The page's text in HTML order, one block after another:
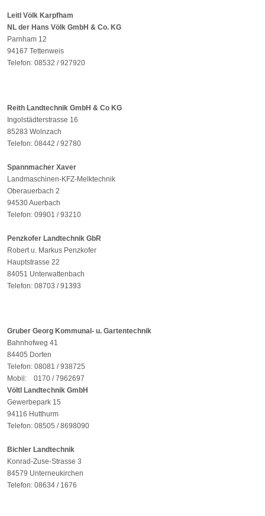
Leitl Völk Karpfham
NL der Hans Völk GmbH & Co. KG
Parnham 12
94167 Tettenweis
Telefon: 08532 / 927920
Reith Landtechnik GmbH & Co KG
Ingolstädterstrasse 16
85283 Wolnzach
Telefon: 08442 / 92780
Spannmacher Xaver
Landmaschinen-KFZ-Melktechnik
Oberauerbach 2
94530 Auerbach
Telefon: 09901 / 93210
Penzkofer Landtechnik GbR
Robert u. Markus Penzkofer
Hauptstrasse 22
84051 Unterwattenbach
Telefon: 08703 / 91393
Gruber Georg Kommunal- u. Gartentechnik
Bahnhofweg 41
84405 Dorfen
Telefon: 08081 / 938725
Mobil: 0170 / 7962697
Völtl Landtechnik GmbH
Gewerbepark 15
94116 Hutthurm
Telefon: 08505 / 8698090
Bichler Landtechnik
Konrad-Zuse-Strasse 3
84579 Unterneukirchen
Telefon: 08634 / 1676